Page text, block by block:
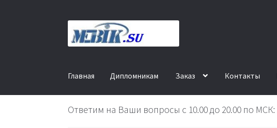
Перейти
навигации
Перейти
содержимому
Главная Дипломникам Заказ Контакты
Ответим на Ваши вопросы с 10.00 до 20.00 по МСК: